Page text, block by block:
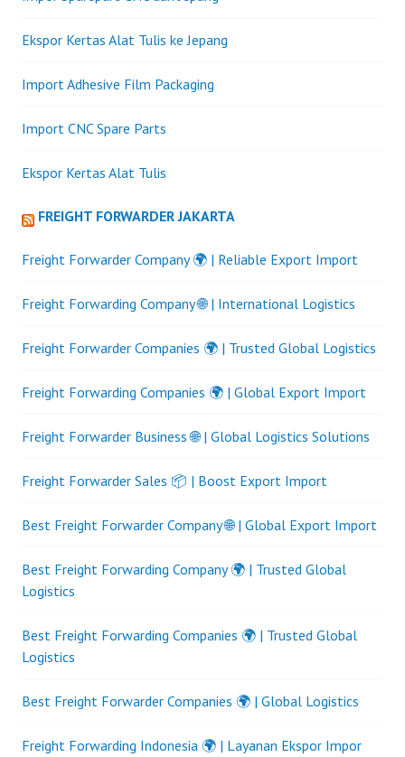
Ekspor Kertas Alat Tulis ke Jepang
Import Adhesive Film Packaging
Import CNC Spare Parts
Ekspor Kertas Alat Tulis
FREIGHT FORWARDER JAKARTA
Freight Forwarder Company 🌍 | Reliable Export Import
Freight Forwarding Company 🌐 | International Logistics
Freight Forwarder Companies 🌍 | Trusted Global Logistics
Freight Forwarding Companies 🌍 | Global Export Import
Freight Forwarder Business 🌐 | Global Logistics Solutions
Freight Forwarder Sales 📦 | Boost Export Import
Best Freight Forwarder Company 🌐 | Global Export Import
Best Freight Forwarding Company 🌍 | Trusted Global
Logistics
Best Freight Forwarding Companies 🌍 | Trusted Global
Logistics
Best Freight Forwarder Companies 🌍 | Global Logistics
Freight Forwarding Indonesia 🌍 | Layanan Ekspor Impor